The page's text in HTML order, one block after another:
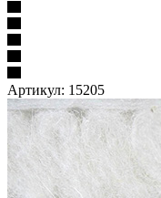
Артикул: 15205